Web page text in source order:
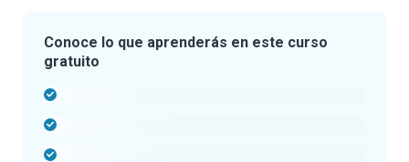
Conoce lo que aprenderás en este curso
gratuito